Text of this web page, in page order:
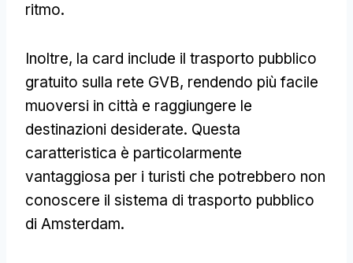
ritmo.
Inoltre, la card include il trasporto pubblico
gratuito sulla rete GVB, rendendo più facile
muoversi in città e raggiungere le
destinazioni desiderate. Questa
caratteristica è particolarmente
vantaggiosa per i turisti che potrebbero non
conoscere il sistema di trasporto pubblico
di Amsterdam.